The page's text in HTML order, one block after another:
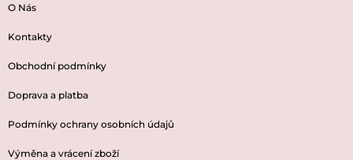
O Nás
Kontakty
Obchodní podmínky
Doprava a platba
Podmínky ochrany osobních údajů
Výměna a vrácení zboží